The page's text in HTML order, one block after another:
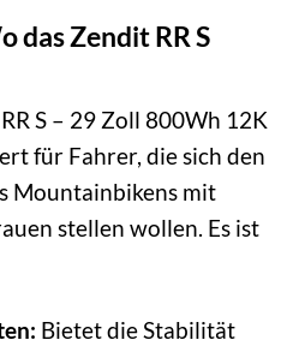
das Zendit RR S
S – 29 Zoll 800Wh 12K
für Fahrer, die sich den
Mountainbikens mit
stellen wollen. Es ist
Bietet die Stabilität